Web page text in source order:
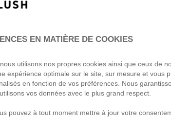
EN MATIÈRE DE COOKIES
utilisons nos propres cookies ainsi que ceux de
expérience optimale sur le site, sur mesure et vous
en fonction de vos préférences. Nous
vos données avec le plus grand respect.
pouvez à tout moment mettre à jour votre